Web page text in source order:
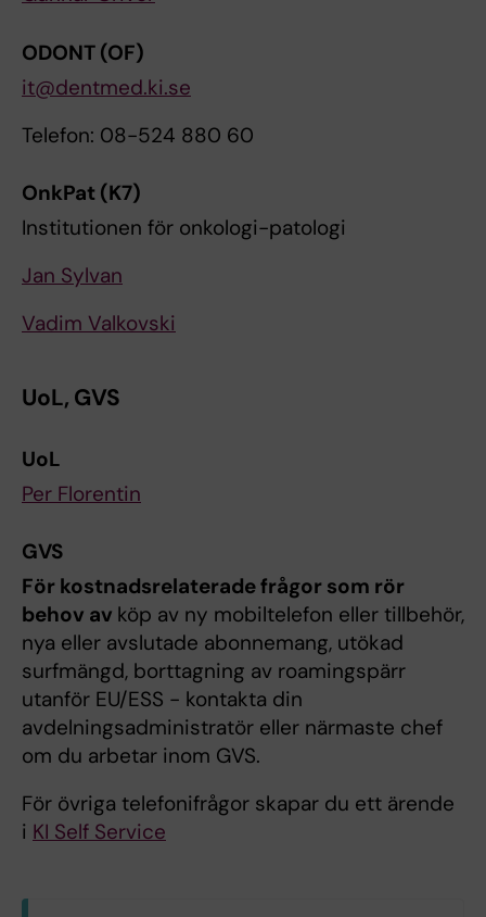
ODONT (OF)
it@dentmed.ki.se
Telefon: 08-524 880 60
OnkPat (K7)
Institutionen för onkologi-patologi
Jan Sylvan
Vadim Valkovski
UoL, GVS
UoL
Per Florentin
GVS
För kostnadsrelaterade frågor som rör
behov av köp av ny mobiltelefon eller tillbehör,
nya eller avslutade abonnemang, utökad
surfmängd, borttagning av roamingspärr
utanför EU/ESS - kontakta din
avdelningsadministratör eller närmaste chef
om du arbetar inom GVS.
För övriga telefonifrågor skapar du ett ärende
i KI Self Service